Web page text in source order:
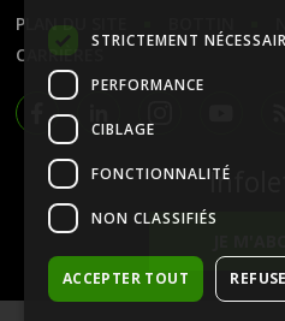
PLAN DU SITE
CARRIÈRES
FacebookLinkedInInstagramYoutube
STRICTEMENT
PERFORMANCE
CIBLAGE
FONCTIONNALITÉ
NON CLASSIFIÉS
ACCEPTER TOUT